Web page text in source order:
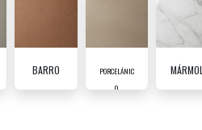
BARRO
PORCELÁNIC
O
MÁRMOL